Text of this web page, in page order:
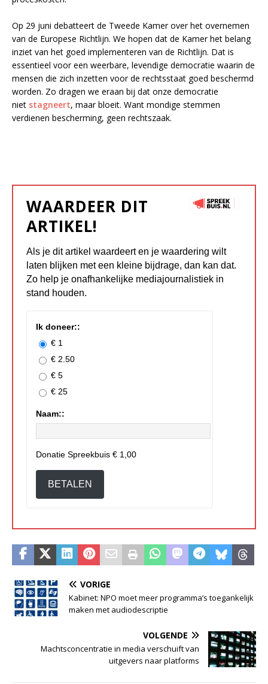
Op 29 juni debatteert de Tweede Kamer over het overnemen
van de Europese Richtlijn. We hopen dat de Kamer het belang
inziet van het goed implementeren van de Richtlijn. Dat is
essentieel voor een weerbare, levendige democratie waarin de
mensen die zich inzetten voor de rechtsstaat goed beschermd
worden. Zo dragen we eraan bij dat onze democratie
niet stagneert, maar bloeit. Want mondige stemmen
verdienen bescherming, geen rechtszaak.
WAARDEER DIT
ARTIKEL!
Als je dit artikel waardeert en je waardering wilt
laten blijken met een kleine bijdrage, dan kan dat.
Zo help je onafhankelijke mediajournalistiek in
stand houden.
Ik doneer::
€ 1
€ 2.50
€ 5
€ 25
Naam::
Donatie Spreekbuis € 1,00
BETALEN
VORIGE
Kabinet: NPO moet meer programma’s toegankelijk
maken met audiodescriptie
VOLGENDE
Machtsconcentratie in media verschuift van
uitgevers naar platforms